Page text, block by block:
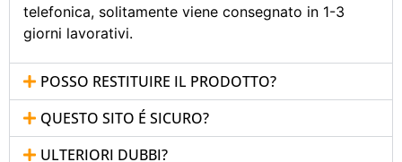
telefonica, solitamente viene consegnato in 1-3
giorni lavorativi.
POSSO RESTITUIRE IL PRODOTTO?
QUESTO SITO É SICURO?
ULTERIORI DUBBI?